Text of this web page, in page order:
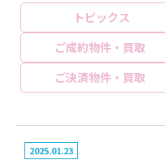
トピックス
ご成約物件・買取
ご決済物件・買取
2025.01.23